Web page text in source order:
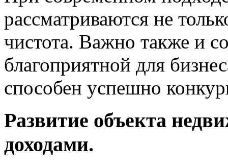
рассматриваются не
чистота. Важно также и
благоприятной для
способен успешно
Развитие объекта
доходами.